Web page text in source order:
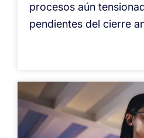
procesos aún
pendientes del cierre